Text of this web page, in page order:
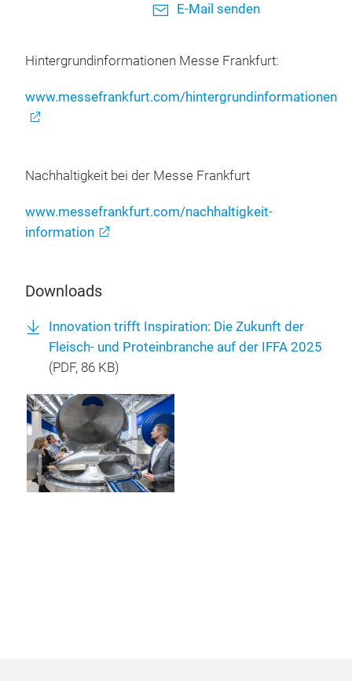
E-Mail senden
Hintergrundinformationen Messe Frankfurt:
www.messefrankfurt.com/hintergrundinformationen
Nachhaltigkeit bei der Messe Frankfurt
www.messefrankfurt.com/nachhaltigkeit-
information
Downloads
Innovation trifft Inspiration: Die Zukunft der
Fleisch- und Proteinbranche auf der IFFA 2025
(PDF, 86 KB)